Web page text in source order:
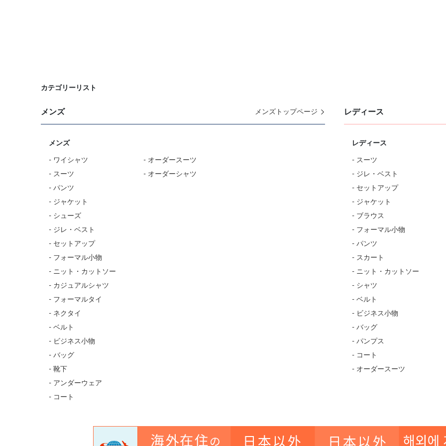
カテゴリーリスト
メンズ メンズトップページ
メンズ
- ワイシャツ
- スーツ
- パンツ
- ジャケット
- シューズ
- ジレ・ベスト
- セットアップ
- フォーマル小物
- ニット・カットソー
- カジュアルシャツ
- フォーマルタイ
- ネクタイ
- ベルト
- ビジネス小物
- バッグ
- 靴下
- アンダーウェア
- コート
- オーダースーツ
- オーダーシャツ
レディース
レディース
- スーツ
- ジレ・ベスト
- セットアップ
- ジャケット
- ブラウス
- フォーマル小物
- パンツ
- スカート
- ニット・カットソー
- シャツ
- ベルト
- ビジネス小物
- バッグ
- パンプス
- コート
- オーダースーツ